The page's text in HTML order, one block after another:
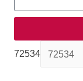
72534